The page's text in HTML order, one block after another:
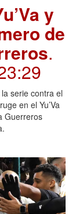
y
de
.
serie contra el
en el Yu’Va
Guerreros